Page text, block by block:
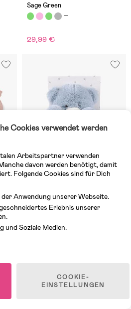
Sage Green
29,99 €
10 VERFÜGBAR
CarloBaby Fleecedecke und
/
Cookies verwendet werden
Arbeitspartner verwenden
davon werden benötigt, damit
Folgende Cookies sind für Dich
Anwendung unserer Webseite.
Erlebnis unserer
und Soziale Medien.
COOKIE-
EINSTELLUNGEN